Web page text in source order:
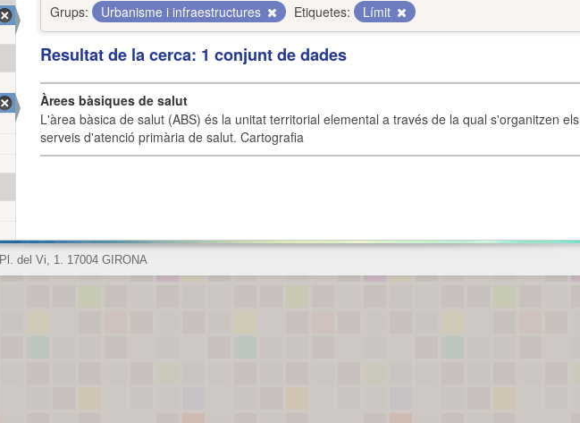
Grups:
Urbanisme i infraestructures Etiquetes: Límit
Resultat de la cerca: 1 conjunt de dades
Àrees bàsiques de salut
L'àrea bàsica de salut (ABS) és la unitat territorial elemental a través de la qual s'organitzen els
serveis d'atenció primària de salut. Cartografia
Pl. del Vi, 1. 17004 GIRONA